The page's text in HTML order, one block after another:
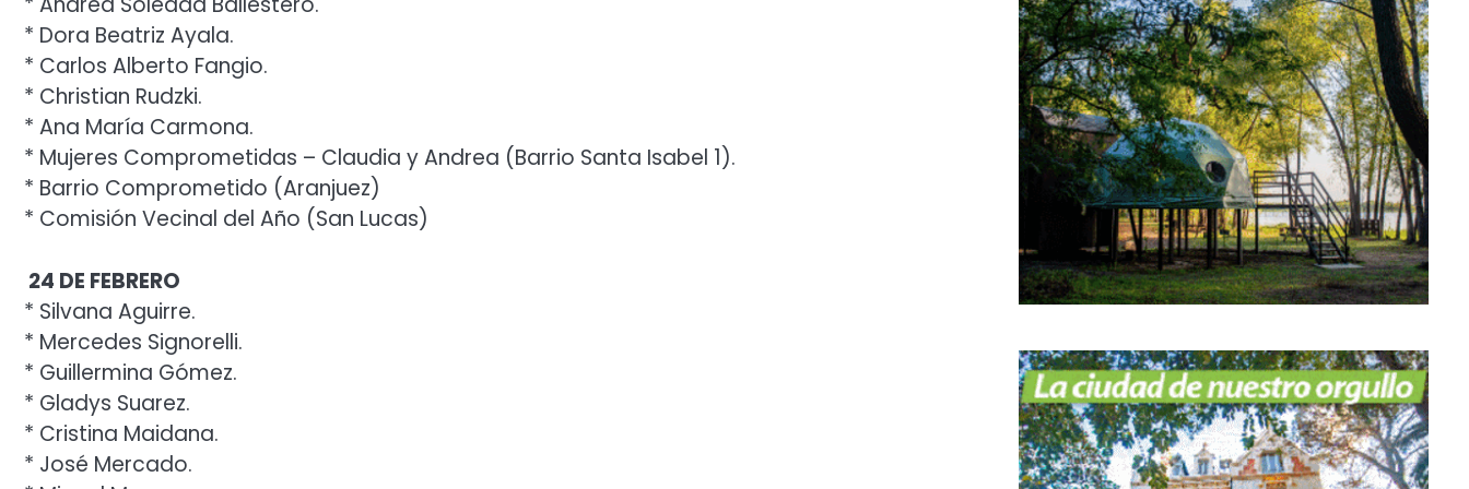
* Dora Beatriz Ayala.
* Carlos Alberto Fangio.
* Christian Rudzki.
* Ana María Carmona.
* Mujeres Comprometidas – Claudia y Andrea (Barrio Santa Isabel 1).
* Barrio Comprometido (Aranjuez)
* Comisión Vecinal del Año (San Lucas)
24 DE FEBRERO
* Silvana Aguirre.
* Mercedes Signorelli.
* Guillermina Gómez.
* Gladys Suarez.
* Cristina Maidana.
* José Mercado.